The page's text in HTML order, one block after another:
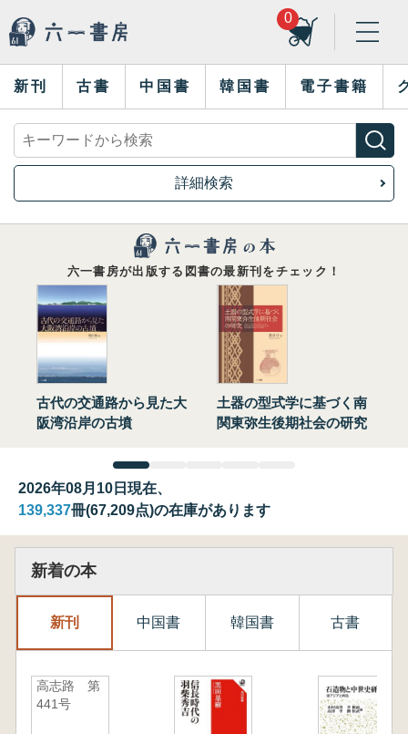
0
新刊 古書 中国書 韓国書 電子書籍
詳細検索
六一書房が出版する図書の最新刊をチェック！
古代の交通路から見た大
阪湾沿岸の古墳
土器の型式学に基づく南
関東弥生後期社会の研究
2026年08月10日現在、
139,337冊(67,209点)の在庫があります
新着の本
新刊 中国書 韓国書 古書
高志路 第
441号